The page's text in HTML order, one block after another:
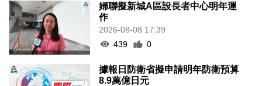
婦聯擬新城A區設長者中心明年運
作
2026-08-08 17:39
439
0
據報日防衛省擬申請明年防衛預算
8.9萬億日元